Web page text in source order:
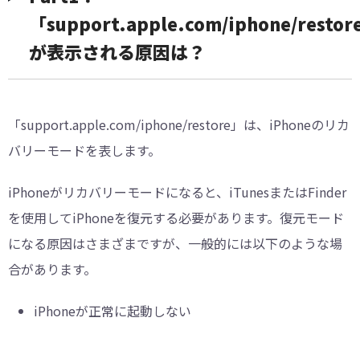
「support.apple.com/iphone/
が表示される原因は？
「support.apple.com/iphone/restore」は、iPhoneのリカ
バリーモードを表します。
iPhoneがリカバリーモードになると、iTunesまたはFinder
を使用してiPhoneを復元する必要があります。復元モード
になる原因はさまざまですが、一般的には以下のような場
合があります。
iPhoneが正常に起動しない